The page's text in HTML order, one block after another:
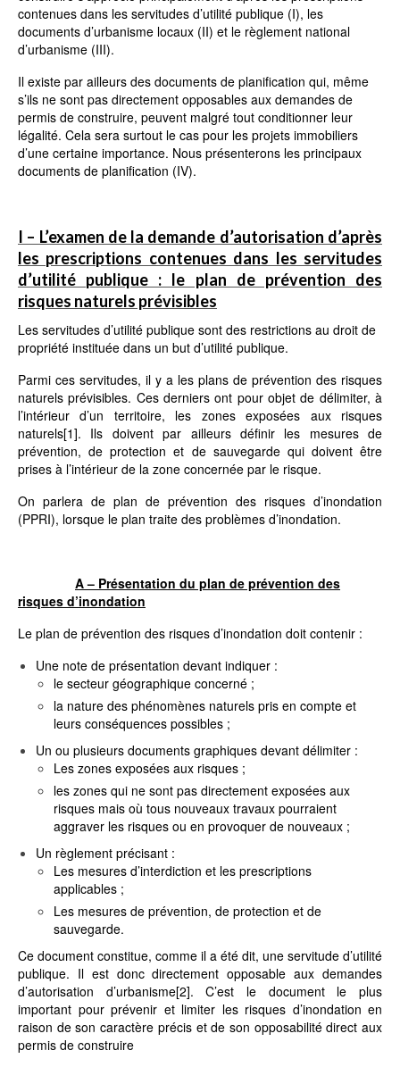
contenues dans les servitudes d’utilité publique (I), les
documents d’urbanisme locaux (II) et le règlement national
d’urbanisme (III).
Il existe par ailleurs des documents de planification qui, même
s’ils ne sont pas directement opposables aux demandes de
permis de construire, peuvent malgré tout conditionner leur
légalité. Cela sera surtout le cas pour les projets immobiliers
d’une certaine importance. Nous présenterons les principaux
documents de planification (IV).
I – L’examen de la demande d’autorisation d’après
les prescriptions contenues dans les servitudes
d’utilité publique : le plan de prévention des
risques naturels prévisibles
Les servitudes d’utilité publique sont des restrictions au droit de
propriété instituée dans un but d’utilité publique.
Parmi ces servitudes, il y a les plans de prévention des risques
naturels prévisibles. Ces derniers ont pour objet de délimiter, à
l’intérieur d’un territoire, les zones exposées aux risques
naturels[1]. Ils doivent par ailleurs définir les mesures de
prévention, de protection et de sauvegarde qui doivent être
prises à l’intérieur de la zone concernée par le risque.
On parlera de plan de prévention des risques d’inondation
(PPRI), lorsque le plan traite des problèmes d’inondation.
A – Présentation du plan de prévention des
risques d’inondation
Le plan de prévention des risques d’inondation doit contenir :
Une note de présentation devant indiquer :
le secteur géographique concerné ;
la nature des phénomènes naturels pris en compte et
leurs conséquences possibles ;
Un ou plusieurs documents graphiques devant délimiter :
Les zones exposées aux risques ;
les zones qui ne sont pas directement exposées aux
risques mais où tous nouveaux travaux pourraient
aggraver les risques ou en provoquer de nouveaux ;
Un règlement précisant :
Les mesures d’interdiction et les prescriptions
applicables ;
Les mesures de prévention, de protection et de
sauvegarde.
Ce document constitue, comme il a été dit, une servitude d’utilité
publique. Il est donc directement opposable aux demandes
d’autorisation d’urbanisme[2]. C’est le document le plus
important pour prévenir et limiter les risques d’inondation en
raison de son caractère précis et de son opposabilité direct aux
permis de construire